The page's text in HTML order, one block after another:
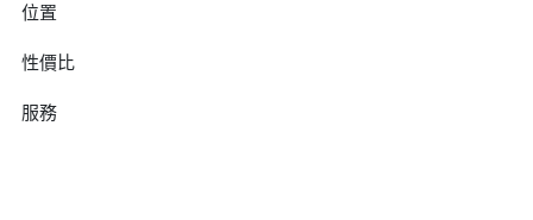
位置
性價比
服務